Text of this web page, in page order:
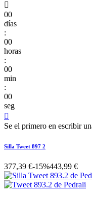

00
días
:
00
horas
:
00
min
:
00
seg

Se el primero en escribir
Silla Tweet 897 2
377,39 €-15%443,99 €